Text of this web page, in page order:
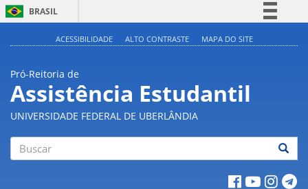
BRASIL
Acesso à informação
Legislação
Canais
ACESSIBILIDADE ALTO CONTRASTE MAPA DO SITE
Pró-Reitoria de
Assistência Estudantil
UNIVERSIDADE FEDERAL DE UBERLÂNDIA